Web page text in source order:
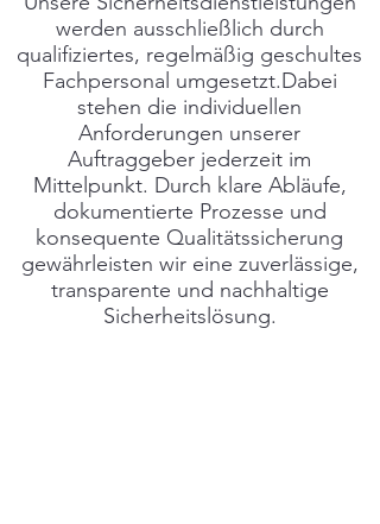
werden ausschließlich durch
qualifiziertes, regelmäßig geschultes
Fachpersonal umgesetzt.Dabei
stehen die individuellen
Anforderungen unserer
Auftraggeber jederzeit im
Mittelpunkt. Durch klare Abläufe,
dokumentierte Prozesse und
konsequente Qualitätssicherung
gewährleisten wir eine zuverlässige,
transparente und nachhaltige
Sicherheitslösung.